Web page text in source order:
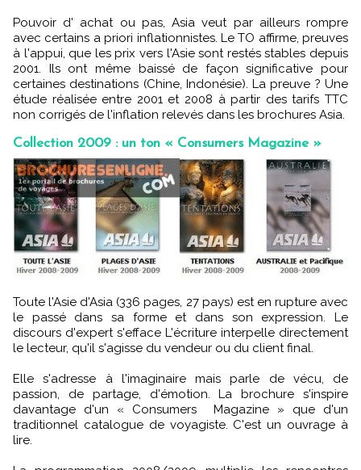
Pouvoir d' achat ou pas, Asia veut par ailleurs rompre
avec certains a priori inflationnistes. Le TO affirme, preuves
à l'appui, que les prix vers l'Asie sont restés stables depuis
2001. Ils ont même baissé de façon significative pour
certaines destinations (Chine, Indonésie). La preuve ? Une
étude réalisée entre 2001 et 2008 à partir des tarifs TTC
non corrigés de l'inflation relevés dans les brochures Asia.
Collection 2009 : un ton « Consumers Magazine »
Toute l'Asie d'Asia (336 pages, 27 pays) est en rupture avec
le passé dans sa forme et dans son expression. Le
discours d'expert s'efface L'écriture interpelle directement
le lecteur, qu'il s'agisse du vendeur ou du client final.
Elle s'adresse à l'imaginaire mais parle de vécu, de
passion, de partage, d'émotion. La brochure s'inspire
davantage d'un « Consumers Magazine » que d'un
traditionnel catalogue de voyagiste. C'est un ouvrage à
lire.